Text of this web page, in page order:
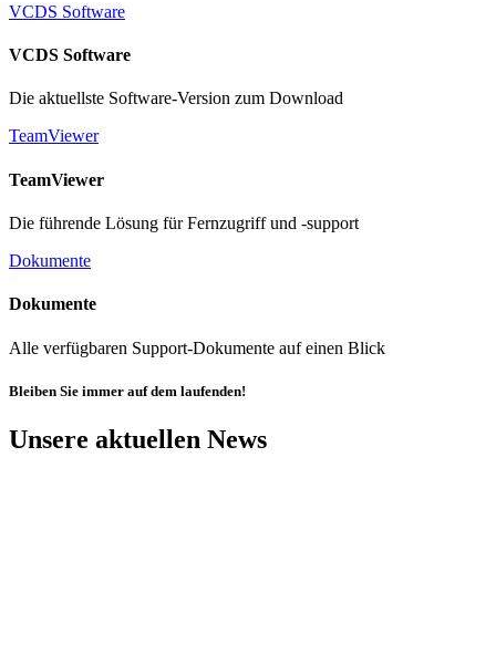
VCDS Software
VCDS Software
Die aktuellste Software-Version zum Download
TeamViewer
TeamViewer
Die führende Lösung für Fernzugriff und -support
Dokumente
Dokumente
Alle verfügbaren Support-Dokumente auf einen Blick
Bleiben Sie immer auf dem laufenden!
Unsere aktuellen News